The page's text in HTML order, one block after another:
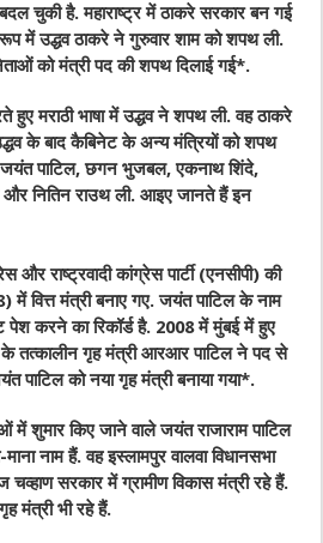
बदल चुकी है. महाराष्ट्र में ठाकरे सरकार बन गई
में उद्धव ठाकरे ने गुरुवार शाम को शपथ ली.
को मंत्री पद की शपथ दिलाई गई*.
हुए मराठी भाषा में उद्धव ने शपथ ली. वह ठाकरे
के बाद कैबिनेट के अन्य मंत्रियों को शपथ
जयंत पाटिल, छगन भुजबल, एकनाथ शिंदे,
और नितिन राउथ ली. आइए जानते हैं इन
और राष्ट्रवादी कांग्रेस पार्टी (एनसीपी) की
वित्त मंत्री बनाए गए. जयंत पाटिल के नाम
पेश करने का रिकॉर्ड है. 2008 में मुंबई में हुए
तत्कालीन गृह मंत्री आरआर पाटिल ने पद से
पाटिल को नया गृह मंत्री बनाया गया*.
में शुमार किए जाने वाले जयंत राजाराम पाटिल
माना नाम हैं. वह इस्लामपुर वालवा विधानसभा
चव्हाण सरकार में ग्रामीण विकास मंत्री रहे हैं.
मंत्री भी रहे हैं.